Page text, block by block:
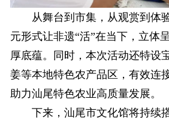
从舞台到市集，从观赏到体
元形式让非遗“活”在当下，立体
厚底蕴。同时，本次活动还特设
姜等本地特色农产品区，有效连
助力汕尾特色农业高质量发展。
下来，汕尾市文化馆将持续